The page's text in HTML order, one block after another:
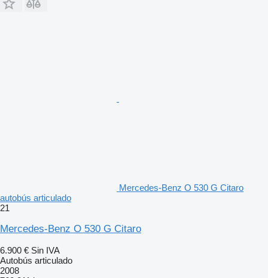
Mercedes-Benz O 530 G Citaro
autobús articulado
21
Mercedes-Benz O 530 G Citaro
6.900 € Sin IVA
Autobús articulado
2008